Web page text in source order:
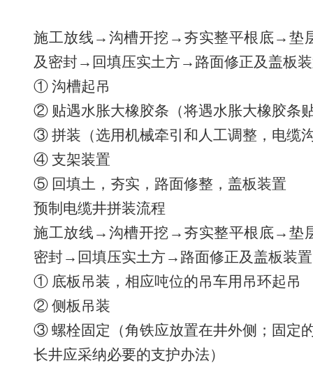
施工放线→沟槽开挖→夯实整平根底→垫
及密封→回填压实土方→路面修正及盖板
① 沟槽起吊
② 贴遇水胀大橡胶条（将遇水胀大橡胶条
③ 拼装（选用机械牵引和人工调整，电缆
④ 支架装置
⑤ 回填土，夯实，路面修整，盖板装置
预制电缆井拼装流程
施工放线→沟槽开挖→夯实整平根底→垫
密封→回填压实土方→路面修正及盖板装置
① 底板吊装，相应吨位的吊车用吊环起吊
② 侧板吊装
③ 螺栓固定（角铁应放置在井外侧；固定
长井应采纳必要的支护办法）